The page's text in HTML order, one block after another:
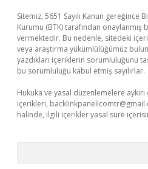
Sitemiz, 5651 Sayılı Kanun gereğince
Kurumu (BTK) tarafından onaylanmış
vermektedir. Bu nedenle, sitedeki
veya araştırma yükümlülüğümüz
yazdıkları içeriklerin sorumluluğunu
bu sorumluluğu kabul etmiş sayılırlar.
Hukuka ve yasal düzenlemelere
içerikleri,
halinde, ilgili içerikler yasal süre